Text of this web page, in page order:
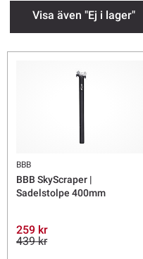
Visa även "Ej i lager"
BBB
BBB SkyScraper |
Sadelstolpe 400mm
259 kr
439 kr